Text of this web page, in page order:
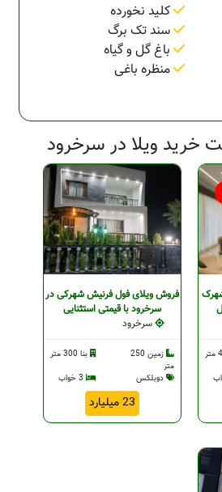
کلید نخورده
سند تک برگ
باغ گل و گیاه
منظره باغی
خرید ویلا در سرخرود
فروش ویلای فول فرنیش شهرکی در
سرخرود با قیمتی استثنایی
سرخرود
زمین 250
متر
بنا 300 متر
دوبلکس
23 میلیارد